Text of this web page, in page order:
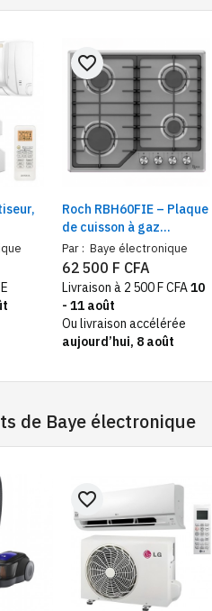
Roch RBH60FIE – Plaque
de cuisson à gaz
encastrable 4 feux – 60 x
60 cm
Par : Baye électronique
favorite_border
62 500 F CFA
Livraison à 2 500 F CFA10
- 11 août
Ou livraison accélérée
aujourd’hui, 8 août
de Baye électronique
favorite_border